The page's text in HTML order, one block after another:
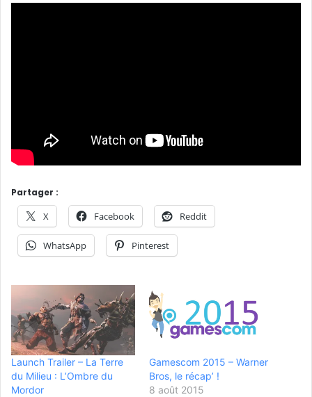
Partager :
X Facebook Reddit
WhatsApp Pinterest
Launch Trailer – La Terre
du Milieu : L’Ombre du
Mordor
Gamescom 2015 – Warner
Bros, le récap’ !
8 août 2015